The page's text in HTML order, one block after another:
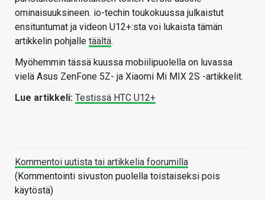
ominaisuuksineen. io-techin toukokuussa julkaistut
ensituntumat ja videon U12+:sta voi lukaista tämän
artikkelin pohjalle täältä.
Myöhemmin tässä kuussa mobiilipuolella on luvassa
vielä Asus ZenFone 5Z- ja Xiaomi Mi MIX 2S -artikkelit.
Lue artikkeli: Testissä HTC U12+
Kommentoi uutista tai artikkelia foorumilla
(Kommentointi sivuston puolella toistaiseksi pois
käytöstä)